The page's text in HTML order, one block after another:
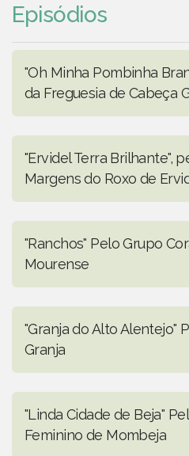
Episódios
"Oh Minha Pombinha
da Freguesia de Cabeça
"Ervidel Terra Brilhante",
Margens do Roxo de
"Ranchos" Pelo Grupo
Mourense
"Granja do Alto Alentejo"
Granja
"Linda Cidade de Beja"
Feminino de Mombeja